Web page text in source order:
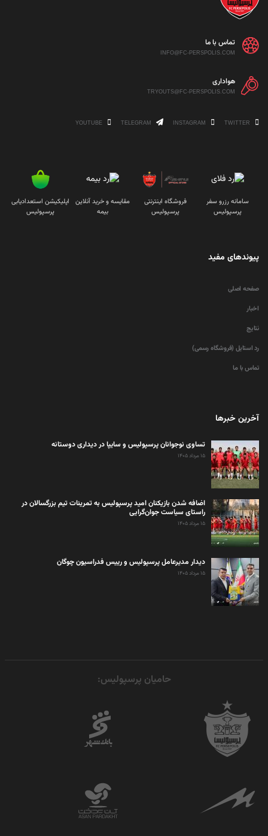
تماس با ما
INFO@FC-PERSPOLIS.COM
هواداری
TRYOUTS@FC-PERSPOLIS.COM
سامانه رزرو سفر
پرسپولیس
فروشگاه اینترنتی
پرسپولیس
مقایسه و خرید آنلاین
بیمه
اپلیکیشن استعدادیابی
پرسپولیس
پیوندهای مفید
صفحه اصلی
اخبار
نتایج
رد استایل (فروشگاه رسمی)
تماس با ما
آخرین خبرها
تساوی نوجوانان پرسپولیس و سایپا در دیداری دوستانه
۱۵ مرداد ۱۴۰۵
اضافه شدن بازیکنان امید پرسپولیس به تمرینات تیم بزرگسالان در
راستای سیاست جوان‌گرایی
۱۵ مرداد ۱۴۰۵
دیدار مدیرعامل پرسپولیس و رییس فدراسیون چوگان
۱۵ مرداد ۱۴۰۵
حامیان پرسپولیس: